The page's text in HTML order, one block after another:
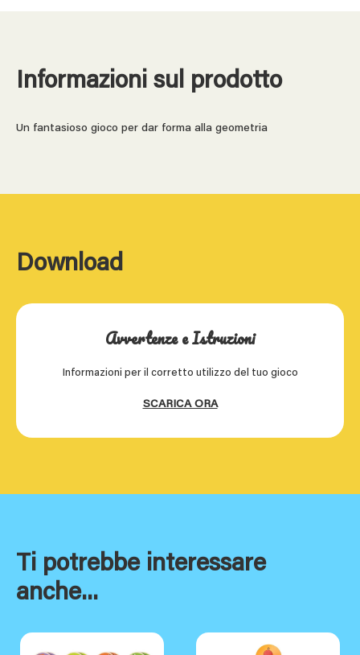
Informazioni sul prodotto
Un fantasioso gioco per dar forma alla geometria
Download
Avvertenze e Istruzioni
Informazioni per il corretto utilizzo del tuo gioco
SCARICA ORA
Ti potrebbe interessare
anche...